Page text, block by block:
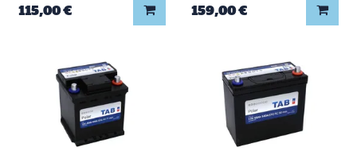
115,00 € Lisää koriin159,00 €